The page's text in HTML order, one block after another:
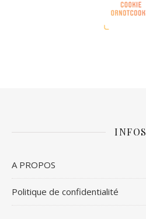
INFOS
A PROPOS
Politique de confidentialité